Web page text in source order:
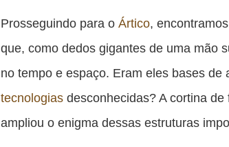
Prosseguindo para oÁrtico,
que, como dedos gigantes de uma mão
no tempo e espaço. Eram eles bases
tecnologias desconhecidas? A cortina
ampliou o enigma dessas estruturas